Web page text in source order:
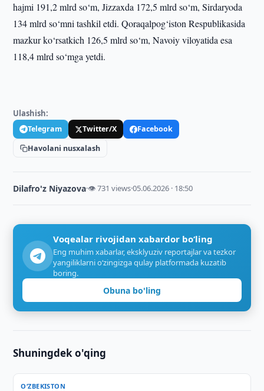
hajmi 191,2 mlrd so‘m, Jizzaxda 172,5 mlrd so‘m, Sirdaryoda
134 mlrd so‘mni tashkil etdi. Qoraqalpog‘iston Respublikasida
mazkur ko‘rsatkich 126,5 mlrd so‘m, Navoiy viloyatida esa
118,4 mlrd so‘mga yetdi.
Ulashish:
Telegram Twitter/X
Facebook
Havolani nusxalash
Dilafro'z Niyazova·👁 731 views·05.06.2026 · 18:50
Voqealar rivojidan xabardor bo‘ling
Eng muhim xabarlar, eksklyuziv reportajlar va tezkor
yangiliklarni o‘zingizga qulay platformada kuzatib
boring.
Obuna bo'ling
Shuningdek o'qing
O‘ZBEKISTON